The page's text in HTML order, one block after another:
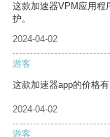
这款加速器VPM应用程
护。
2024-04-02
游客
这款加速器app的价格
2024-04-02
游客